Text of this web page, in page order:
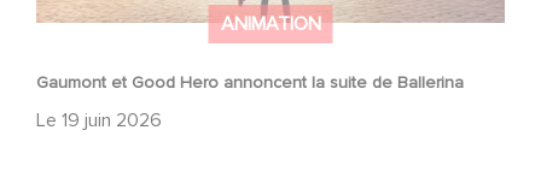
ANIMATION
Gaumont et Good Hero annoncent la suite de Ballerina
Le 19 juin 2026